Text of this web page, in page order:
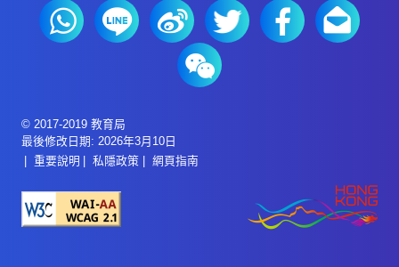
© 2017-2019 教育局
最後修改日期: 2026年3月10日
重要說明
私隱政策 網頁指南